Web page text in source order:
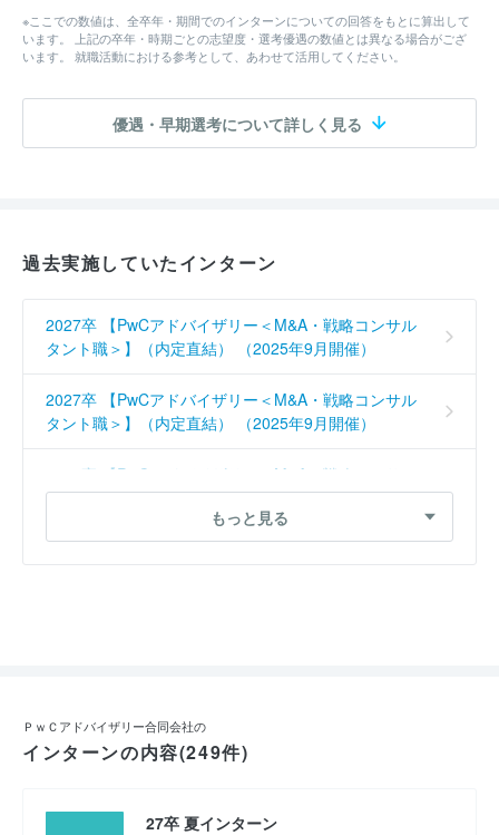
※ここでの数値は、全卒年・期間でのインターンについての回答をもとに算出して
います。 上記の卒年・時期ごとの志望度・選考優遇の数値とは異なる場合がござ
います。 就職活動における参考として、あわせて活用してください。
優遇・早期選考について詳しく見る
過去実施していたインターン
2027卒 【PwCアドバイザリー＜M&A・戦略コンサル
タント職＞】（内定直結） （2025年9月開催）
2027卒 【PwCアドバイザリー＜M&A・戦略コンサル
タント職＞】（内定直結） （2025年9月開催）
2027卒 【PwCアドバイザリー＜M&A・戦略コンサル
タント職＞】（内定直結） （2025年7月開催）
2026卒 【PwCアドバイザリー＜M&A・戦略コンサル
タント職＞】（内定直結） （2024年10月開催）
タント職＞】（内定直結） （2023年8月開催）
もっと見る
ＰｗＣアドバイザリー合同会社の
インターンの内容(249件)
27卒 夏インターン